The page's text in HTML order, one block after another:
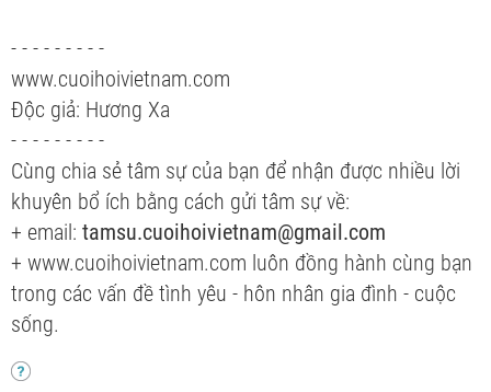
- - - - - - - - -
www.cuoihoivietnam.com
Độc giả: Hương Xa
- - - - - - - - -
Cùng chia sẻ tâm sự của bạn để nhận được nhiều lời
khuyên bổ ích bằng cách gửi tâm sự về:
+ email: tamsu.cuoihoivietnam@gmail.com
+ www.cuoihoivietnam.com luôn đồng hành cùng bạn
trong các vấn đề tình yêu - hôn nhân gia đình - cuộc
sống.